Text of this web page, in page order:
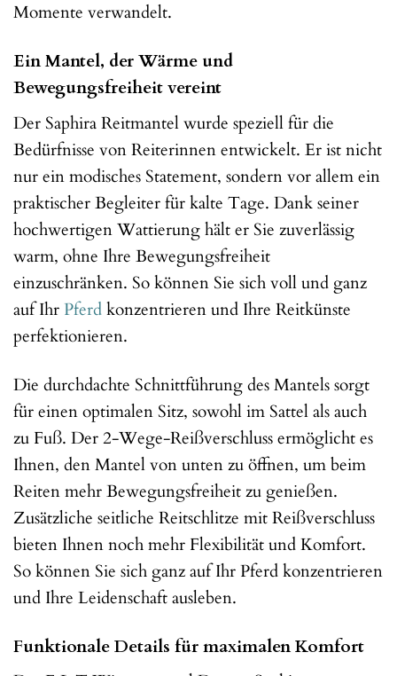
Momente verwandelt.
Ein Mantel, der Wärme und
Bewegungsfreiheit vereint
Der Saphira Reitmantel wurde speziell für die
Bedürfnisse von Reiterinnen entwickelt. Er ist nicht
nur ein modisches Statement, sondern vor allem ein
praktischer Begleiter für kalte Tage. Dank seiner
hochwertigen Wattierung hält er Sie zuverlässig
warm, ohne Ihre Bewegungsfreiheit
einzuschränken. So können Sie sich voll und ganz
auf IhrPferdkonzentrieren und Ihre Reitkünste
perfektionieren.
Die durchdachte Schnittführung des Mantels sorgt
für einen optimalen Sitz, sowohl im Sattel als auch
zu Fuß. Der 2-Wege-Reißverschluss ermöglicht es
Ihnen, den Mantel von unten zu öffnen, um beim
Reiten mehr Bewegungsfreiheit zu genießen.
Zusätzliche seitliche Reitschlitze mit Reißverschluss
bieten Ihnen noch mehr Flexibilität und Komfort.
So können Sie sich ganz auf Ihr Pferd konzentrieren
und Ihre Leidenschaft ausleben.
Funktionale Details für maximalen Komfort